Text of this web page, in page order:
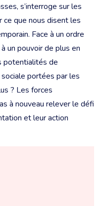
s’interroge sur les
que nous disent les
Face à un ordre
un pouvoir de plus en
potentialités de
portées par les
? Les forces
à nouveau relever le défi
et leur action